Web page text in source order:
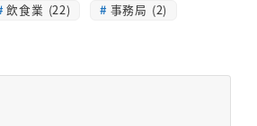
飲食業 (22)
事務局 (2)